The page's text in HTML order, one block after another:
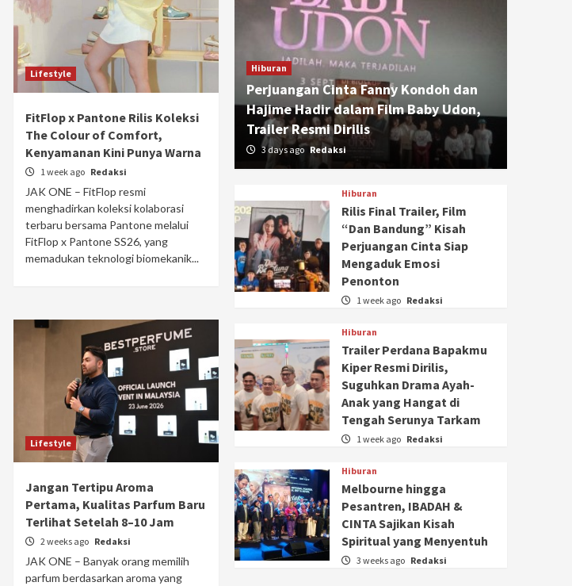
Lifestyle
FitFlop x Pantone Rilis Koleksi
The Colour of Comfort,
Kenyamanan Kini Punya Warna
1 week ago Redaksi
JAK ONE – FitFlop resmi
menghadirkan koleksi kolaborasi
terbaru bersama Pantone melalui
FitFlop x Pantone SS26, yang
memadukan teknologi biomekanik...
Lifestyle
Jangan Tertipu Aroma
Pertama, Kualitas Parfum Baru
Terlihat Setelah 8–10 Jam
2 weeks ago Redaksi
JAK ONE – Banyak orang memilih
parfum berdasarkan aroma yang
Hiburan
Perjuangan Cinta Fanny Kondoh dan
Hajime Hadir dalam Film Baby Udon,
Trailer Resmi Dirilis
3 days ago Redaksi
Hiburan
Rilis Final Trailer, Film
“Dan Bandung” Kisah
Perjuangan Cinta Siap
Mengaduk Emosi
Penonton
1 week ago Redaksi
Hiburan
Trailer Perdana Bapakmu
Kiper Resmi Dirilis,
Suguhkan Drama Ayah-
Anak yang Hangat di
Tengah Serunya Tarkam
1 week ago Redaksi
Hiburan
Melbourne hingga
Pesantren, IBADAH &
CINTA Sajikan Kisah
Spiritual yang Menyentuh
3 weeks ago Redaksi